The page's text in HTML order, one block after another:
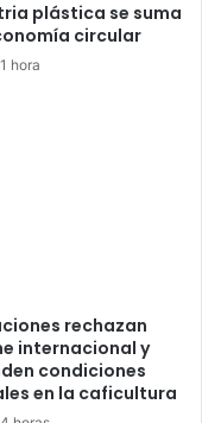
plástica se suma
circular
hora
rechazan
internacional y
condiciones
en la caficultura